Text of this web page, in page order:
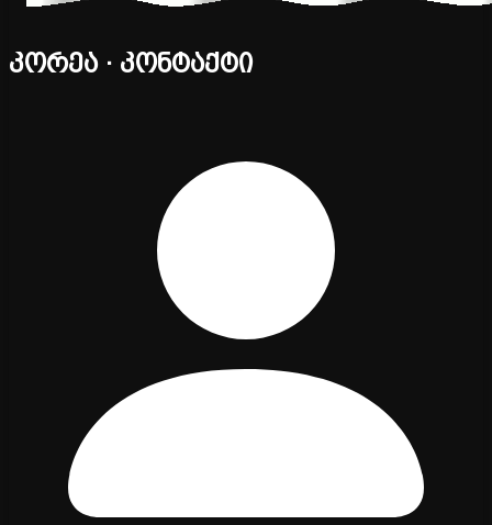
კორეა · კონტაქტი